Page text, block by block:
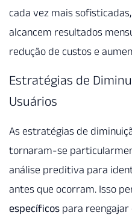
cada vez mais
alcancem resultados
redução de custos e
Estratégias de
Usuários
As estratégias de
tornaram-se
análise preditiva para
antes que ocorram. Isso
específicos para